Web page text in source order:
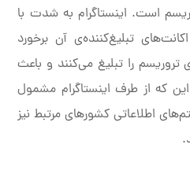
است. اینستاگرام به شدت با
تبلیغ‌کننده‌ی آن برخورد
را تبلیغ می‌کنند و باعث
که از طرف اینستاگرام مشمول
اطلاعاتی کشورهای مرتبط نیز